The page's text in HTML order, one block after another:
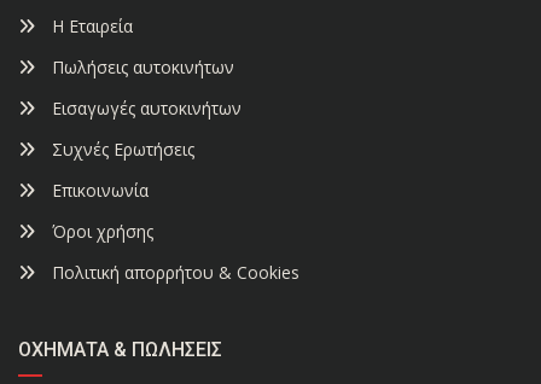
Η Εταιρεία
Πωλήσεις αυτοκινήτων
Εισαγωγές αυτοκινήτων
Συχνές Ερωτήσεις
Επικοινωνία
Όροι χρήσης
Πολιτική απορρήτου & Cookies
ΟΧΉΜΑΤΑ & ΠΩΛΉΣΕΙΣ